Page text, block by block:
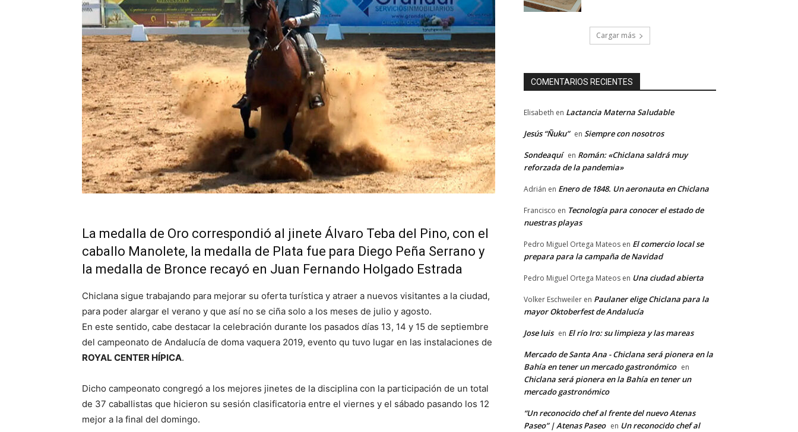
La medalla de Oro correspondió al jinete Álvaro Teba del Pino, con el
caballo Manolete, la medalla de Plata fue para Diego Peña Serrano y
la medalla de Bronce recayó en Juan Fernando Holgado Estrada
Chiclana sigue trabajando para mejorar su oferta turística y atraer a nuevos visitantes a la ciudad,
para poder alargar el verano y que así no se ciña solo a los meses de julio y agosto.
En este sentido, cabe destacar la celebración durante los pasados días 13, 14 y 15 de septiembre
del campeonato de Andalucía de doma vaquera 2019, evento qu tuvo lugar en las instalaciones de
ROYAL CENTER HÍPICA.
Dicho campeonato congregó a los mejores jinetes de la disciplina con la participación de un total
de 37 caballistas que hicieron su sesión clasificatoria entre el viernes y el sábado pasando los 12
mejor a la final del domingo.
Cargar más
COMENTARIOS RECIENTES
Elisabeth en Lactancia Materna Saludable
Jesús “Ñuku” en Siempre con nosotros
Sondeaquí en Román: «Chiclana saldrá muy
reforzada de la pandemia»
Adrián en Enero de 1848. Un aeronauta en Chiclana
Francisco en Tecnología para conocer el estado de
nuestras playas
Pedro Miguel Ortega Mateos en El comercio local se
prepara para la campaña de Navidad
Pedro Miguel Ortega Mateos en Una ciudad abierta
Volker Eschweiler en Paulaner elige Chiclana para la
mayor Oktoberfest de Andalucía
Jose luis en El río Iro: su limpieza y las mareas
Mercado de Santa Ana - Chiclana será pionera en la
Bahía en tener un mercado gastronómico en
Chiclana será pionera en la Bahía en tener un
mercado gastronómico
“Un reconocido chef al frente del nuevo Atenas
Paseo” | Atenas Paseo en Un reconocido chef al